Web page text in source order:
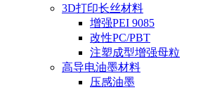
3D打印长丝材料
增强PEI 9085
改性PC/PBT
注塑成型增强母粒
高导电油墨材料
压感油墨